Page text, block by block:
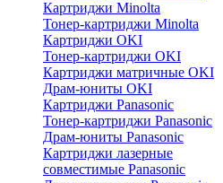
Картриджи Minolta
Тонер-картриджи Minolta
Картриджи OKI
Тонер-картриджи OKI
Картриджи матричные OKI
Драм-юниты OKI
Картриджи Panasonic
Тонер-картриджи Panasonic
Драм-юниты Panasonic
Картриджи лазерные
совместимые Panasonic